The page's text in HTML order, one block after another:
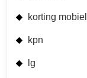
korting
kpn
lg